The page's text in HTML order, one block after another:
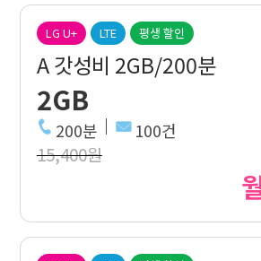
LG U+ LTE 평생 할인
A 갓성비 2GB/200분
2GB
200분 100건
15,400원